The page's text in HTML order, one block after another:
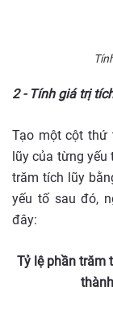
2 - Tính giá trị
Tạo một cột thứ
lũy của từng yếu
trăm tích lũy
yếu tố sau đó,
đây:
Tỷ lệ phần trăm